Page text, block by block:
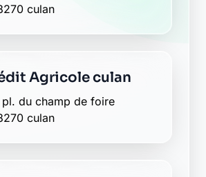
culan
Agricole culan
pl. du champ de foire
culan